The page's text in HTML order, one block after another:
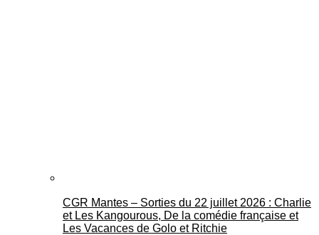
CGR Mantes – Sorties du 22 juillet 2026 : Charlie
et Les Kangourous, De la comédie française et
Les Vacances de Golo et Ritchie